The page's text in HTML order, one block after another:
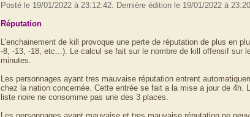
Posté le 19/01/2022 à 23:12:42. Dernière édition le 19/01/2022 à
Réputation
L'enchainement de kill provoque une perte de réputation de plus en
-8, -13, -18, etc...). Le calcul se fait sur le nombre de kill offensif sur
minutes.
Les personnages ayant tres mauvaise réputation entrent
chez la nation concernée. Cette entrée se fait a la mise a jour de 4h.
liste noire ne consomme pas une des 3 places.